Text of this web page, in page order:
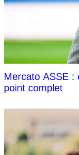
Mercato ASSE :
point complet